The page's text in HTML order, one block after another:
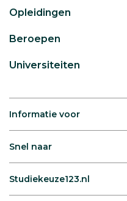
Opleidingen
Beroepen
Universiteiten
Informatie voor
Snel naar
Studiekeuze123.nl